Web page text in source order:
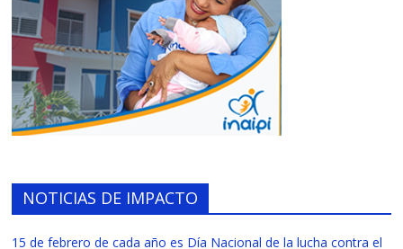
NOTICIAS DE IMPACTO
15 de febrero de cada año es Día Nacional de la lucha contra el